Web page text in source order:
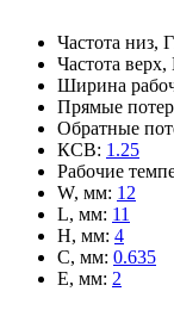
Частота низ,
Частота верх,
Ширина
Прямые
Обратные
КСВ: 1.25
Рабочие
W, мм: 12
L, мм: 11
H, мм: 4
C, мм: 0.635
E, мм: 2